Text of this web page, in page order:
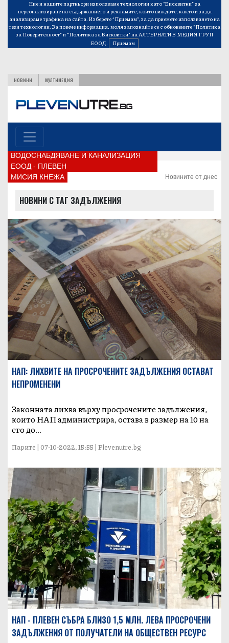
Ние и нашите партньори използваме технологии като “Бисквитки” за
персонализиране на съдържанието и рекламите, които виждате, както и за да
анализираме трафика на сайта. Изберете “Приемам”, за да приемете използването на
тези технологии. За повече информация, моля запознайте се с обновените“Политика
за Поверителност”и“Политика за Бисквитки”на АЛТЕРНАТИВ МЕДИЯ ГРУП
ЕООД.
Приемам
НОВИНИ МУЛТИМЕДИЯ
ВОДОСНАБДЯВАНЕ И КАНАЛИЗАЦИЯ
ЕООД - ПЛЕВЕН
МИСИЯ КНЕЖА
Новините от днес
НОВИНИ С ТАГ ЗАДЪЛЖЕНИЯ
НАП: ЛИХВИТЕ НА ПРОСРОЧЕНИТЕ ЗАДЪЛЖЕНИЯ ОСТАВАТ
НЕПРОМЕНЕНИ
Законната лихва върху просрочените задължения,
които НАП администрира, остава в размер на 10 на
сто до...
Парите | 07-10-2022, 15:55 | Plevenutre.bg
НАП - ПЛЕВЕН СЪБРА БЛИЗО 1,5 МЛН. ЛЕВА ПРОСРОЧЕНИ
ЗАДЪЛЖЕНИЯ ОТ ПОЛУЧАТЕЛИ НА ОБЩЕСТВЕН РЕСУРС